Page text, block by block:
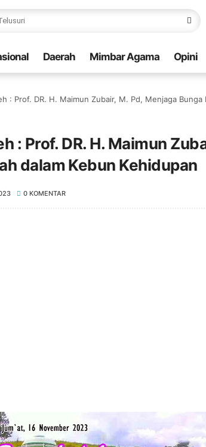
Daerah Mimbar Agama Opini
: Prof. DR. H. Maimun Zubair, M. Pd, Menjaga Bunga
: Prof. DR. H. Maimun
dalam Kebun Kehidupan
0 KOMENTAR